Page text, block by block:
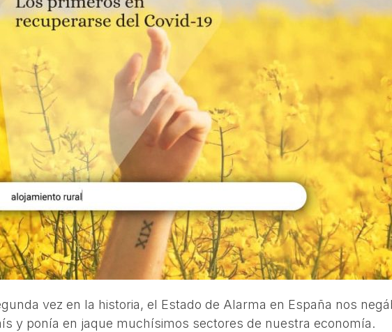
vez en la historia, el Estado de Alarma en España nos
y ponía en jaque muchísimos sectores de nuestra economía.